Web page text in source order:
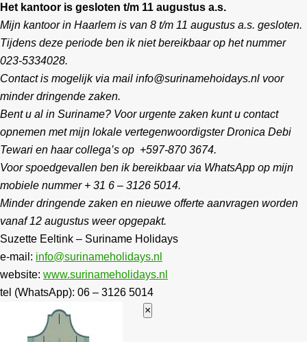
Het kantoor is gesloten t/m 11 augustus a.s.
Mijn kantoor in Haarlem is van 8 t/m 11 augustus a.s. gesloten.
Tijdens deze periode ben ik niet bereikbaar op het nummer
023-5334028.
Contact is mogelijk via mail info@surinamehoidays.nl voor
minder dringende zaken.
Bent u al in Suriname? Voor urgente zaken kunt u contact
opnemen met mijn lokale vertegenwoordigster Dronica Debi
Tewari en haar collega’s op +597-870 3674.
Voor spoedgevallen ben ik bereikbaar via WhatsApp op mijn
mobiele nummer + 31 6 – 3126 5014.
Minder dringende zaken en nieuwe offerte aanvragen worden
vanaf 12 augustus weer opgepakt.
Suzette Eeltink – Suriname Holidays
e-mail: info@surinameholidays.nl
website: www.surinameholidays.nl
tel (WhatsApp): 06 – 3126 5014
×